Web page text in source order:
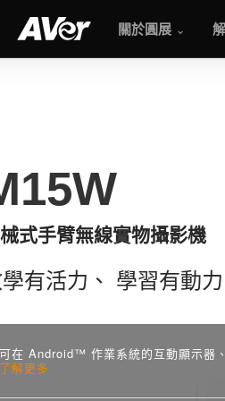
關於圓展
式手臂無線實物攝影機
有活力、 學習有動力
可在 Android™ 作業系統的互動顯示器
了解更多